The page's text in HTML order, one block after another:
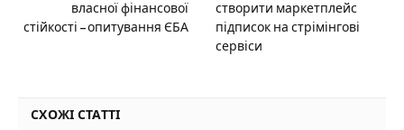
власної фінансової
стійкості – опитування ЄБА
створити маркетплейс
підписок на стрімінгові
сервіси
СХОЖІ СТАТТІ